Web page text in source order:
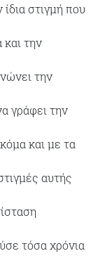
στιγμή που
την
την
γράφει την
και με τα
αυτής
τόσα χρόνια